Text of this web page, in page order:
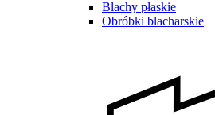
Blachy płaskie
Obróbki blacharskie